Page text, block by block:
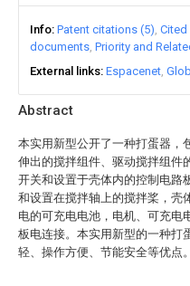
Abstract
本实用新型公开了一种打蛋器，
伸出的搅拌组件、驱动搅拌组件
开关和设置于壳体内的控制电路
和设置在搅拌轴上的搅拌桨，壳
电的可充电电池，电机、可充电
板电连接。本实用新型的一种打
轻、操作方便、节能安全等优点。
Info Patent citations (5) Cited
documents Priority and
External links Espacenet